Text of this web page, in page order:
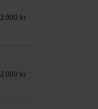
2 000 kr
2 000 kr